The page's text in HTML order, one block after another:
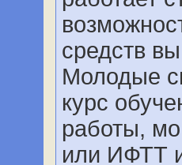
средств
Молодые
курс
работы,
или ИФТТ